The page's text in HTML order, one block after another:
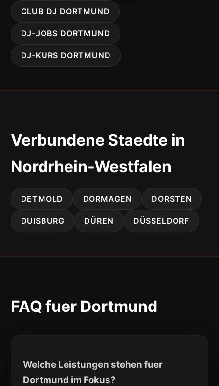
CLUB DJ DORTMUND
DJ-JOBS DORTMUND
DJ-KURS DORTMUND
Verbundene Staedte in
Nordrhein-Westfalen
DETMOLD DORMAGEN DORSTEN
DUISBURG DÜREN DÜSSELDORF
FAQ fuer Dortmund
Welche Leistungen stehen fuer
Dortmund im Fokus?